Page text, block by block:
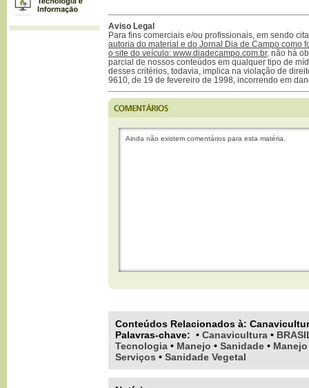
Aviso Legal
Para fins comerciais e/ou profissionais, em sendo
autoria do material e do Jornal Dia de Campo como
o site do veículo: www.diadecampo.com.br, não há
parcial de nossos conteúdos em qualquer tipo de
desses critérios, todavia, implica na violação de
9610, de 19 de fevereiro de 1998, incorrendo em
Ainda não existem comentários para esta matéria.
Conteúdos Relacionados à:
Palavras-chave: • Canavicultura •
Tecnologia • Manejo • Sanidade •
Serviços • Sanidade Vegetal